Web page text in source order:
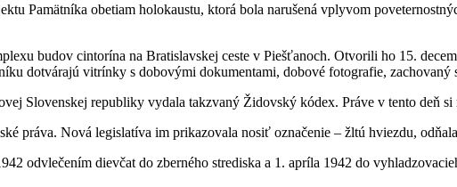
Pamätníka obetiam holokaustu, ktorá bola narušená vplyvom
budov cintorína na Bratislavskej ceste v Piešťanoch. Otvorili ho 15.
dotvárajú vitrínky s dobovými dokumentami, dobové fotografie, zachovaný
Slovenskej republiky vydala takzvaný Židovský kódex. Práve v tento deň si
práva. Nová legislatíva im prikazovala nosiť označenie – žltú hviezdu,
odvlečením dievčat do zberného strediska a 1. apríla 1942 do